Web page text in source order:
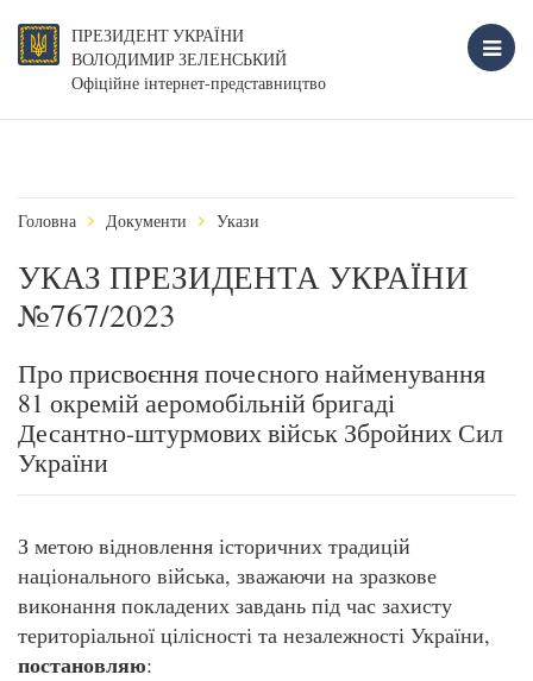
ПРЕЗИДЕНТ УКРАЇНИ
ВОЛОДИМИР ЗЕЛЕНСЬКИЙ
Офіційне інтернет-представництво
Головна Документи Укази
УКАЗ ПРЕЗИДЕНТА УКРАЇНИ
№767/2023
Про присвоєння почесного найменування
81 окремій аеромобільній бригаді
Десантно-штурмових військ Збройних Сил
України
З метою відновлення історичних традицій
національного війська, зважаючи на зразкове
виконання покладених завдань під час захисту
територіальної цілісності та незалежності України,
постановляю: